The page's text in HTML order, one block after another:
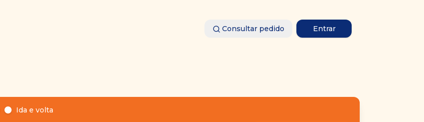
Consultar pedido Entrar
Ida e volta